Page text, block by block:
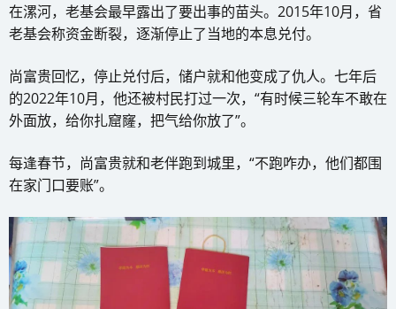
在漯河，老基会最早露出了要出事的苗头。2015年10月，省
老基会称资金断裂，逐渐停止了当地的本息兑付。
尚富贵回忆，停止兑付后，储户就和他变成了仇人。七年后
的2022年10月，他还被村民打过一次，“有时候三轮车不敢在
外面放，给你扎窟窿，把气给你放了”。
每逢春节，尚富贵就和老伴跑到城里，“不跑咋办，他们都围
在家门口要账”。